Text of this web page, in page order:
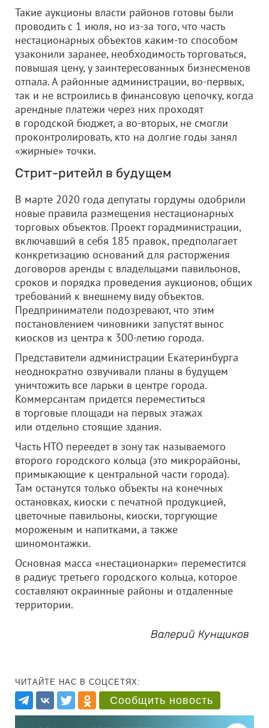
Такие аукционы власти районов готовы были
проводить с 1 июля, но из-за того, что часть
нестационарных объектов каким-то способом
узаконили заранее, необходимость торговаться,
повышая цену, у заинтересованных бизнесменов
отпала. А районные администрации, во-первых,
так и не встроились в финансовую цепочку, когда
арендные платежи через них проходят
в городской бюджет, а во-вторых, не смогли
проконтролировать, кто на долгие годы занял
«жирные» точки.
Стрит-ритейл в будущем
В марте 2020 года депутаты гордумы одобрили
новые правила размещения нестационарных
торговых объектов. Проект горадминистрации,
включавший в себя 185 правок, предполагает
конкретизацию оснований для расторжения
договоров аренды с владельцами павильонов,
сроков и порядка проведения аукционов, общих
требований к внешнему виду объектов.
Предприниматели подозревают, что этим
постановлением чиновники запустят вынос
киосков из центра к 300-летию города.
Представители администрации Екатеринбурга
неоднократно озвучивали планы в будущем
уничтожить все ларьки в центре города.
Коммерсантам придется переместиться
в торговые площади на первых этажах
или отдельно стоящие здания.
Часть НТО переедет в зону так называемого
второго городского кольца (это микрорайоны,
примыкающие к центральной части города).
Там останутся только объекты на конечных
остановках, киоски с печатной продукцией,
цветочные павильоны, киоски, торгующие
мороженым и напитками, а также
шиномонтажки.
Основная масса «нестационарки» переместится
в радиус третьего городского кольца, которое
составляют окраинные районы и отдаленные
территории.
Валерий Кунщиков
ЧИТАЙТЕ НАС В СОЦСЕТЯХ:
Сообщить новость